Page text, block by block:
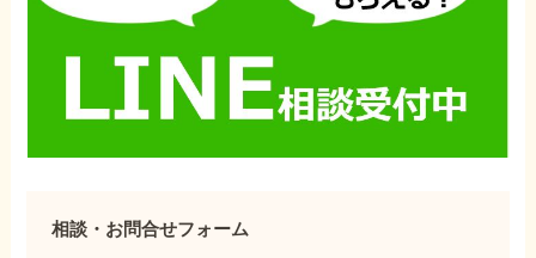
相談・お問合せフォーム